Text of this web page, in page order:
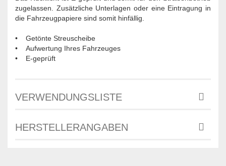
zugelassen. Zusätzliche Unterlagen oder eine Eintragung in
die Fahrzeugpapiere sind somit hinfällig.
• Getönte Streuscheibe
• Aufwertung Ihres Fahrzeuges
• E-geprüft
VERWENDUNGSLISTE
HERSTELLERANGABEN